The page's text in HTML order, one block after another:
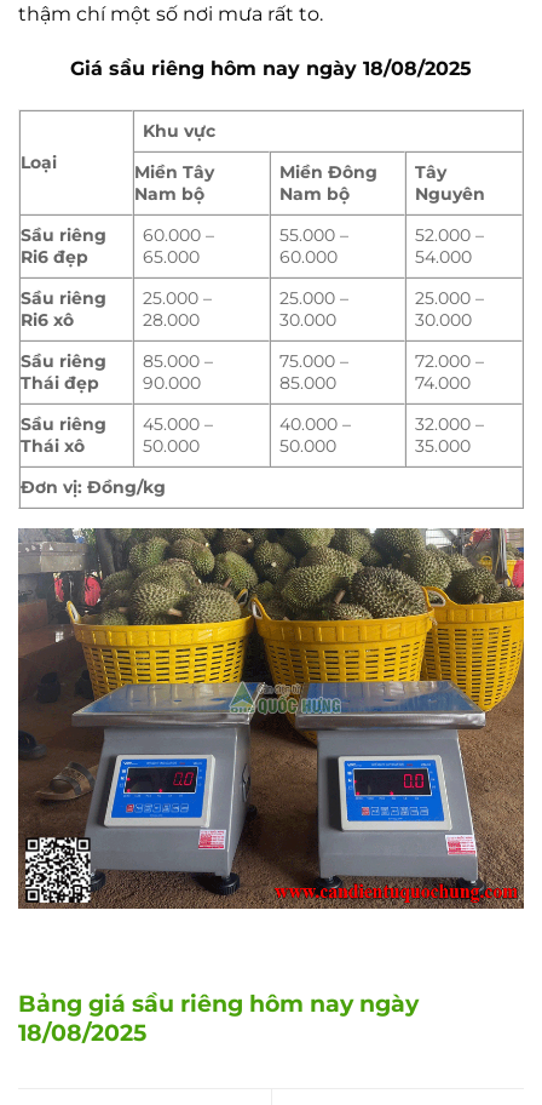
thậm chí một số nơi mưa rất to.
Giá sầu riêng hôm nay ngày 18/08/2025
Loại
Khu vực
Miền Tây
Nam bộ
Miền Đông
Nam bộ
Tây
Nguyên
Sầu riêng
Ri6 đẹp
60.000 –
65.000
55.000 –
60.000
52.000 –
54.000
Sầu riêng
Ri6 xô
25.000 –
28.000
25.000 –
30.000
25.000 –
30.000
Sầu riêng
Thái đẹp
85.000 –
90.000
75.000 –
85.000
72.000 –
74.000
Sầu riêng
Thái xô
45.000 –
50.000
40.000 –
50.000
32.000 –
35.000
Đơn vị: Đồng/kg
Bảng giá sầu riêng hôm nay ngày
18/08/2025